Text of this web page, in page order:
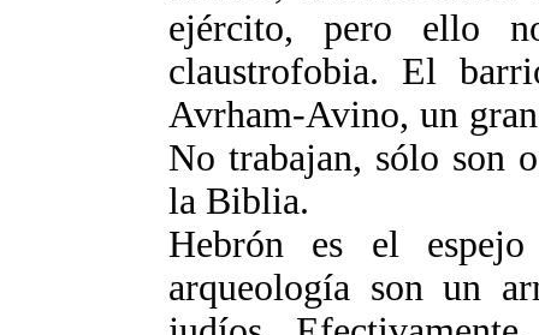
ejército, pero ello
claustrofobia. El
Avrham-Avino, un
No trabajan, sólo son
la Biblia.
Hebrón es el
arqueología son un